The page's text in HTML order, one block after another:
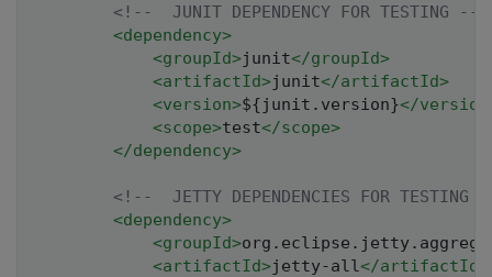
<!--  JUNIT DEPENDENCY FOR TESTING -->
<dependency>
<groupId>junit</groupId>
<artifactId>junit</artifactId>
<version>${junit.version}</version
<scope>test</scope>
</dependency>
<!--  JETTY DEPENDENCIES FOR TESTING
<dependency>
<groupId>
<artifactId>jetty-all</artifactId